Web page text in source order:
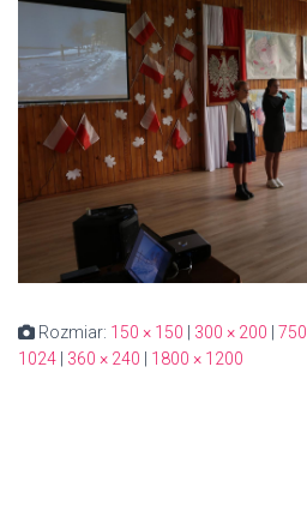
Rozmiar: 150 × 150 300 × 200
1024
360 × 240 1800 × 1200